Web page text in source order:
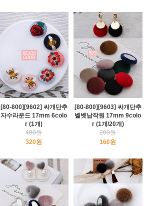
[80-800][9602] 싸개단추
자수라운드 17mm 6colo
r (1개)
400원
320원
[80-800][9603] 싸개단추
벨벳납작원 17mm 9colo
r (1개/20개)
200원
160원